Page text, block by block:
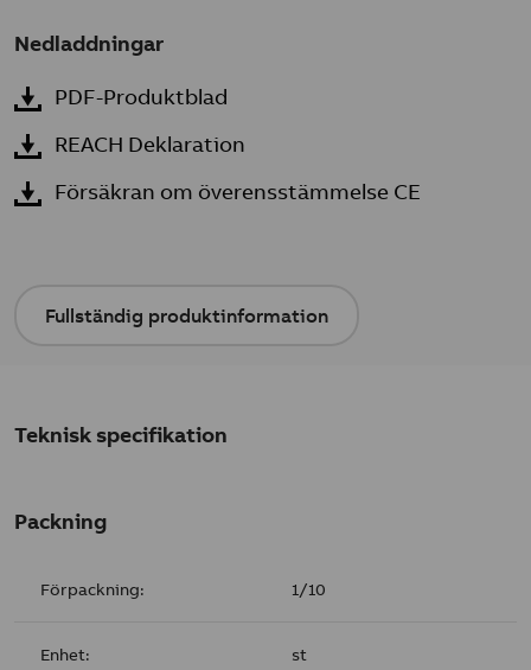
Nedladdningar
PDF-Produktblad
REACH Deklaration
Försäkran om överensstämmelse CE
Fullständig produktinformation
Teknisk specifikation
Packning
Förpackning: 1/10
Enhet: st